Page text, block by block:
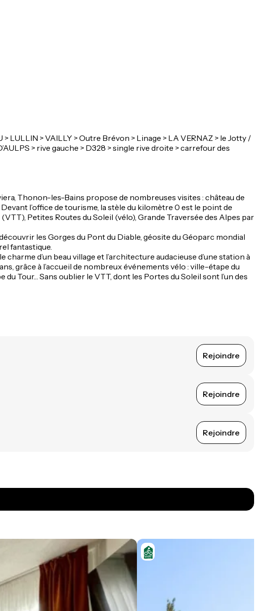
LULLIN > VAILLY > Outre Brévon > Linage > LA VERNAZ > le Jotty /
> rive gauche > D328 > single rive droite > carrefour des
Thonon-les-Bains propose de nombreuses visites : château de
l’office de tourisme, la stèle du kilomètre 0 est le point de
Petites Routes du Soleil (vélo), Grande Traversée des Alpes par
les Gorges du Pont du Diable, géosite du Géoparc mondial
fantastique.
d’un beau village et l’architecture audacieuse d’une station à
grâce à l’accueil de nombreux événements vélo : ville-étape du
du Tour… Sans oublier le VTT, dont les Portes du Soleil sont l’un des
Rejoindre
Rejoindre
Rejoindre